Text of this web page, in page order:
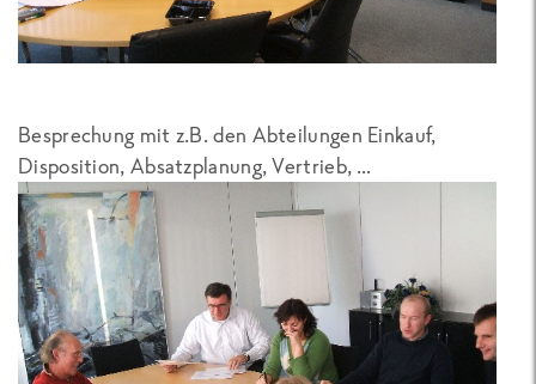
Besprechung mit z.B. den Abteilungen Einkauf,
Disposition, Absatzplanung, Vertrieb, …